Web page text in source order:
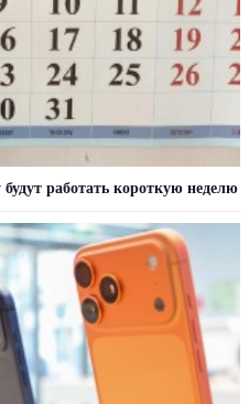
работать короткую неделю